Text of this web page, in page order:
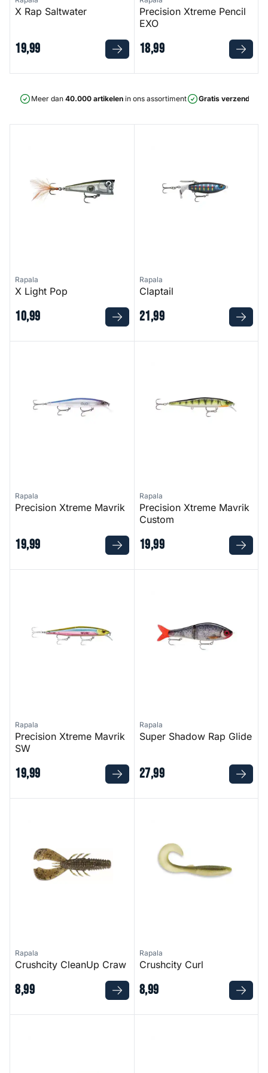
X Rap Saltwater
19,99
Precision Xtreme Pencil
EXO
18,99
Meer dan 40.000 artikelen in ons assortiment Gratis verzending
Rapala
X Light Pop
10,99
Rapala
Claptail
21,99
Rapala
Precision Xtreme Mavrik
19,99
Rapala
Precision Xtreme Mavrik
Custom
19,99
Rapala
Precision Xtreme Mavrik
SW
19,99
Rapala
Super Shadow Rap Glide
27,99
Rapala
Crushcity CleanUp Craw
8,99
Rapala
Crushcity Curl
8,99